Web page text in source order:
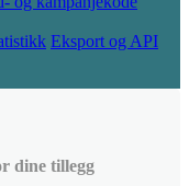
Eksport og API
dine tillegg